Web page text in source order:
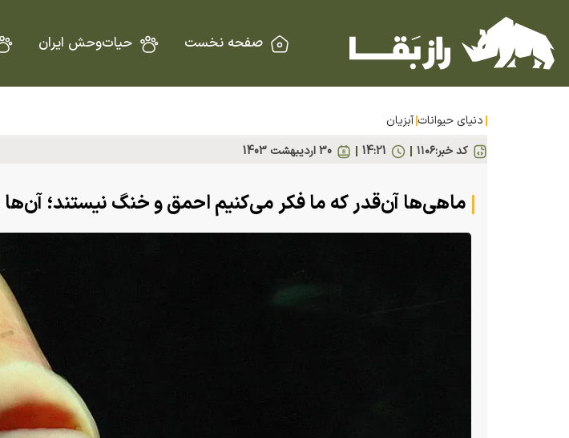
صفحه نخست حیات‌وحش ایران
دنیای حیوانات آبزیان
کد خبر:۱۱۰۶ 30 ارديبهشت 1403 14:21
ماهی‌ها آن‌قدر که ما فکر می‌کنیم احمق و خنگ نیستند؛ آن‌ها